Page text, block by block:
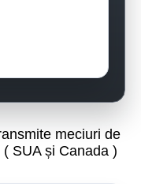
meciuri de
SUA și Canada )